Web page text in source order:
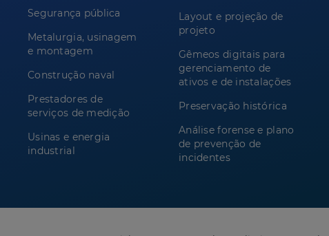
Segurança pública
Metalurgia, usinagem
e montagem
Construção naval
Prestadores de
serviços de medição
Usinas e energia
industrial
Layout e projeção de
projeto
Gêmeos digitais para
gerenciamento de
ativos e de instalações
Preservação histórica
Análise forense e plano
de prevenção de
incidentes